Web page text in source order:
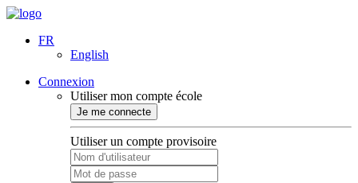
FR
English
Connexion
Utiliser mon compte école
Je me connecte
Utiliser un compte provisoire